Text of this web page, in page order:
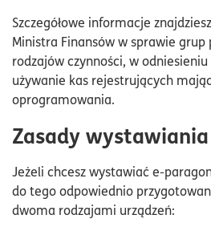
Szczegółowe informacje
Ministra Finansów w sprawie
rodzajów czynności, w
używanie kas rejestrujących
oprogramowania.
Zasady
Jeżeli chcesz wystawiać e-
do tego odpowiednio
dwoma rodzajami urządzeń: